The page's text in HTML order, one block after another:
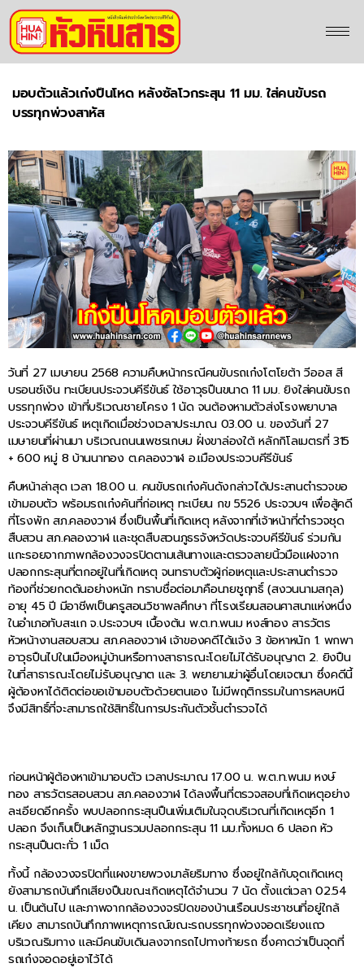
มอบตัวแล้วเก๋งปืนโหด หลังซัลโวกระสุน 11 มม. ใส่คนขับรถ
บรรทุกพ่วงสาหัส
วันที่ 27 เมษายน 2568 ความคืบหน้ากรณีคนขับรถเก๋งโตโยต้า วีออส สี
บรอนซ์เงิน ทะเบียนประจวบคีรีขันธ์ ใช้อาวุธปืนขนาด 11 มม. ยิงใส่คนขับรถ
บรรทุกพ่วง เข้าที่บริเวณชายโครง 1 นัด จนต้องหามตัวส่งโรงพยาบาล
ประจวบคีรีขันธ์ เหตุเกิดเมื่อช่วงเวลาประมาณ 03.00 น. ของวันที่ 27
เมษายนที่ผ่านมา บริเวณถนนเพชรเกษม ฝั่งขาล่องใต้ หลักกิโลเมตรที่ 315
+ 600 หมู่ 8 บ้านนาทอง ต.คลองวาฬ อ.เมืองประจวบคีรีขันธ์
คืบหน้าล่าสุด เวลา 18.00 น. คนขับรถเก๋งคันดังกล่าวได้ประสานตำรวจขอ
เข้ามอบตัว พร้อมรถเก๋งคันที่ก่อเหตุ ทะเบียน กข 5526 ประจวบฯ เพื่อสู้คดี
ที่โรงพัก สภ.คลองวาฬ ซึ่งเป็นพื้นที่เกิดเหตุ หลังจากที่เจ้าหน้าที่ตำรวจชุด
สืบสวน สภ.คลองวาฬ และชุดสืบสวนภูธรจังหวัดประจวบคีรีขันธ์ ร่วมกัน
แกะรอยจากภาพกล้องวงจรปิดตามเส้นทางและตรวจลายนิ้วมือแฝงจาก
ปลอกกระสุนที่ตกอยู่ในที่เกิดเหตุ จนทราบตัวผู้ก่อเหตุและประสานตำรวจ
ท้องที่ช่วยกดดันอย่างหนัก ทราบชื่อต่อมาคือนายชูฤทธิ์ (สงวนนามสกุล)
อายุ 45 ปี มีอาชีพเป็นครูสอนวิชาพลศึกษา ที่โรงเรียนสอนศาสนาแห่งหนึ่ง
ในอำเภอทับสะแก จ.ประจวบฯ เบื้องต้น พ.ต.ท.พนม หงส์ทอง สารวัตร
หัวหน้างานสอบสวน สภ.คลองวาฬ เจ้าของคดีได้แจ้ง 3 ข้อหาหนัก 1. พกพา
อาวุธปืนไปในเมืองหมู่บ้านหรือทางสาธารณะโดยไม่ได้รับอนุญาต 2. ยิงปืน
ในที่สาธารณะโดยไม่รับอนุญาต และ 3. พยายามฆ่าผู้อื่นโดยเจตนา ซึ่งคดีนี้
ผู้ต้องหาได้ติดต่อขอเข้ามอบตัวด้วยตนเอง ไม่มีพฤติกรรมในการหลบหนี
จึงมีสิทธิ์ที่จะสามารถใช้สิทธิ์ในการประกันตัวชั้นตำรวจได้
ก่อนหน้าผู้ต้องหาเข้ามาอบตัว เวลาประมาณ 17.00 น. พ.ต.ท.พนม หงษ์
ทอง สารวัตรสอบสวน สภ.คลองวาฬ ได้ลงพื้นที่ตรวจสอบที่เกิดเหตุอย่าง
ละเอียดอีกครั้ง พบปลอกกระสุนปืนเพิ่มเติมในจุดบริเวณที่เกิดเหตุอีก 1
ปลอก จึงเก็บเป็นหลักฐานรวมปลอกกระสุน 11 มม.ทั้งหมด 6 ปลอก หัว
กระสุนปืนตะกั่ว 1 เม็ด
ทั้งนี้ กล้องวงจรปิดที่แผงขายพวงมาลัยริมทาง ซึ่งอยู่ใกล้กับจุดเกิดเหตุ
ยังสามารถบันทึกเสียงปืนขณะเกิดเหตุได้จำนวน 7 นัด ตั้งแต่เวลา 02.54
น. เป็นต้นไป และภาพจากกล้องวงจรปิดของบ้านเรือนประชาชนที่อยู่ใกล้
เคียง สามารถบันทึกภาพเหตุการณ์ขณะรถบรรทุกพ่วงจอดเรียงแถว
บริเวณริมทาง และมีคนขับเดินลงจากรถไปทางท้ายรถ ซึ่งคาดว่าเป็นจุดที่
รถเก๋งจอดอยู่เอาไว้ได้